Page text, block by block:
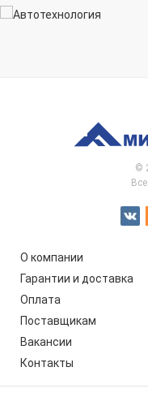
©
О компании
Гарантии и доставка
Оплата
Поставщикам
Вакансии
Контакты